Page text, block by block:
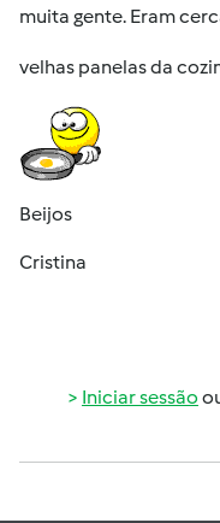
muita gente. Eram
velhas panelas da
Beijos
Cristina
Iniciar sessão